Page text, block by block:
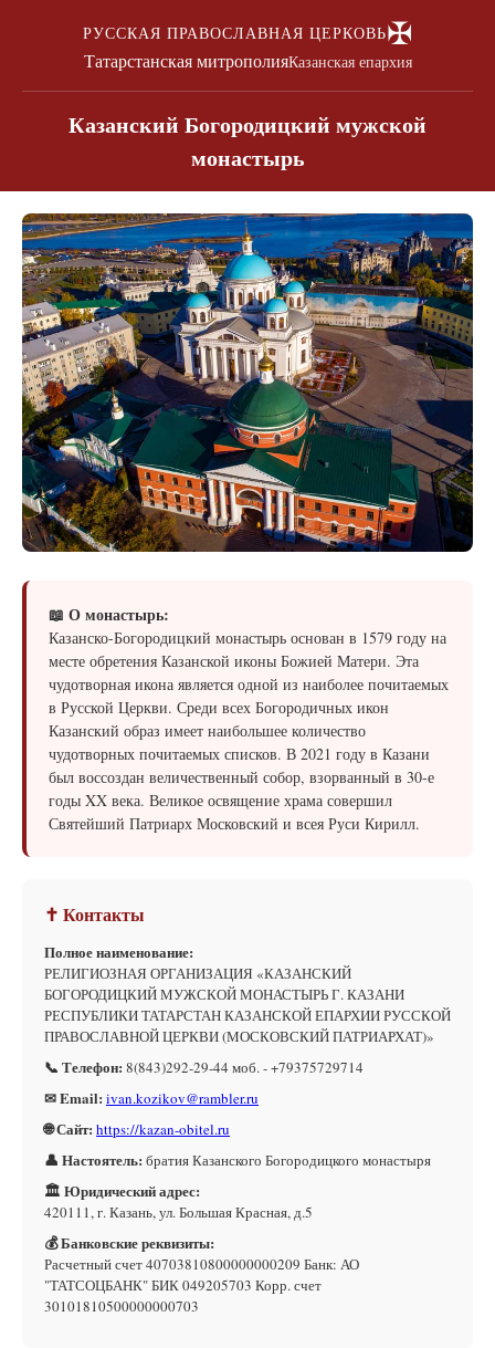
РУССКАЯ ПРАВОСЛАВНАЯ ЦЕРКОВЬ✠
Татарстанская митрополияКазанская епархия
Казанский Богородицкий мужской
монастырь
📖 О монастырь:
Казанско-Богородицкий монастырь основан в 1579 году на
месте обретения Казанской иконы Божией Матери. Эта
чудотворная икона является одной из наиболее почитаемых
в Русской Церкви. Среди всех Богородичных икон
Казанский образ имеет наибольшее количество
чудотворных почитаемых списков. В 2021 году в Казани
был воссоздан величественный собор, взорванный в 30-е
годы XX века. Великое освящение храма совершил
Святейший Патриарх Московский и всея Руси Кирилл.
✝ Контакты
Полное наименование:
РЕЛИГИОЗНАЯ ОРГАНИЗАЦИЯ «КАЗАНСКИЙ
БОГОРОДИЦКИЙ МУЖСКОЙ МОНАСТЫРЬ Г. КАЗАНИ
РЕСПУБЛИКИ ТАТАРСТАН КАЗАНСКОЙ ЕПАРХИИ РУССКОЙ
ПРАВОСЛАВНОЙ ЦЕРКВИ (МОСКОВСКИЙ ПАТРИАРХАТ)»
📞 Телефон: 8(843)292-29-44 моб. - +79375729714
✉ Email: ivan.kozikov@rambler.ru
🌐 Сайт: https://kazan-obitel.ru
👤 Настоятель: братия Казанского Богородицкого монастыря
🏛 Юридический адрес:
420111, г. Казань, ул. Большая Красная, д.5
💰 Банковские реквизиты:
Расчетный счет 40703810800000000209 Банк: АО
"ТАТСОЦБАНК" БИК 049205703 Корр. счет
30101810500000000703